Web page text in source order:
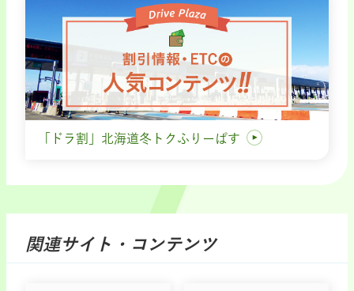
「ドラ割」北海道冬トクふりーぱす
関連サイト・コンテンツ